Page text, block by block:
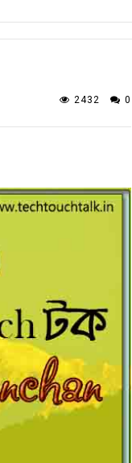
2432 0